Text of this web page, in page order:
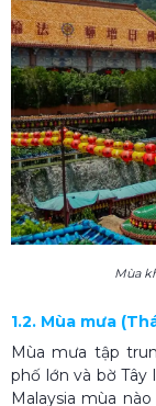
Mùa
1.2. Mùa mưa
Mùa mưa tập
phố lớn và bờ Tây
Malaysia mùa